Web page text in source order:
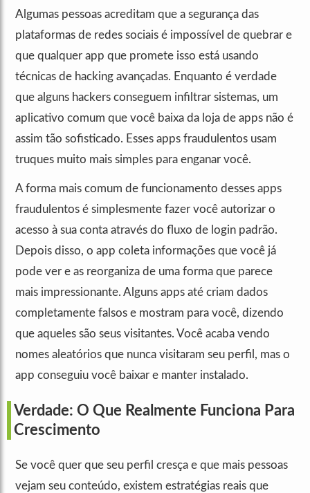
Algumas pessoas acreditam que a segurança das
plataformas de redes sociais é impossível de quebrar e
que qualquer app que promete isso está usando
técnicas de hacking avançadas. Enquanto é verdade
que alguns hackers conseguem infiltrar sistemas, um
aplicativo comum que você baixa da loja de apps não é
assim tão sofisticado. Esses apps fraudulentos usam
truques muito mais simples para enganar você.
A forma mais comum de funcionamento desses apps
fraudulentos é simplesmente fazer você autorizar o
acesso à sua conta através do fluxo de login padrão.
Depois disso, o app coleta informações que você já
pode ver e as reorganiza de uma forma que parece
mais impressionante. Alguns apps até criam dados
completamente falsos e mostram para você, dizendo
que aqueles são seus visitantes. Você acaba vendo
nomes aleatórios que nunca visitaram seu perfil, mas o
app conseguiu você baixar e manter instalado.
Verdade: O Que Realmente Funciona Para
Crescimento
Se você quer que seu perfil cresça e que mais pessoas
vejam seu conteúdo, existem estratégias reais que